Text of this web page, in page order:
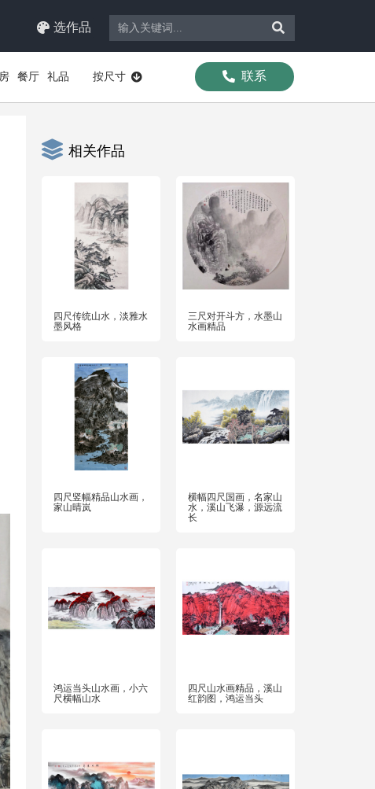
选作品
餐厅 礼品 按尺寸 联系
相关作品
四尺传统山水，淡雅水
墨风格
三尺对开斗方，水墨山
水画精品
四尺竖幅精品山水画，
家山晴岚
横幅四尺国画，名家山
水，溪山飞瀑，源远流
长
鸿运当头山水画，小六
尺横幅山水
四尺山水画精品，溪山
红韵图，鸿运当头